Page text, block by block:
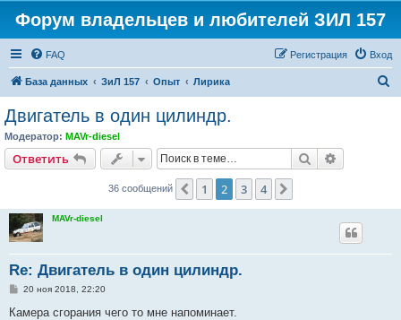
Форум владельцев и любителей ЗИЛ 157
FAQ Вход
Регистрация
База данных ЗиЛ 157 Опыт Лирика
Двигатель в один цилиндр.
Модератор: MAVr-diesel
Ответить Поиск
36 сообщений Пред.
1 2 3 4
MAVr-diesel
Re: Двигатель в один цилиндр.
С
о
20 ноя 2018, 22:20
Камера сгорания чего то мне напоминает.